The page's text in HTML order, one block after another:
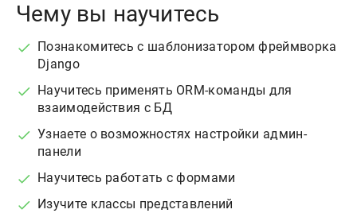
Чему вы научитесь
Познакомитесь с шаблонизатором фреймворка
Django
Научитесь применять ORM-команды для
взаимодействия с БД
Узнаете о возможностях настройки админ-
панели
Научитесь работать с формами
Изучите классы представлений